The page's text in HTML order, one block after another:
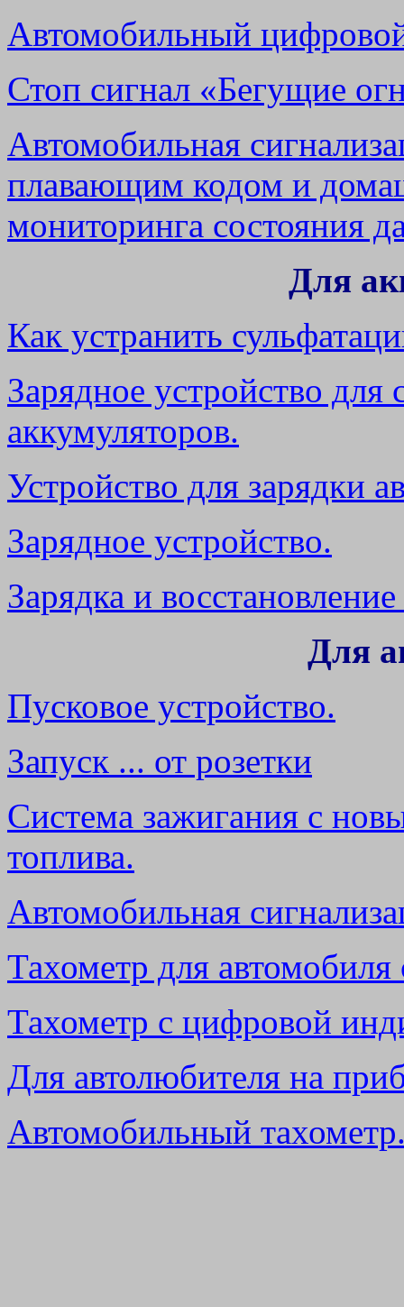
Автомобильный
Стоп сигнал «Бегущие
Автомобильная
плавающим кодом и
мониторинга состояния
Для
Как устранить
Зарядное устройство для
аккумуляторов.
Устройство для зарядки
Зарядное устройство.
Зарядка и
Для
Пусковое устройство.
Запуск ... от розетки
Система зажигания с
топлива.
Автомобильная
Тахометр для
Тахометр с цифровой
Для автолюбителя на
Автомобильный